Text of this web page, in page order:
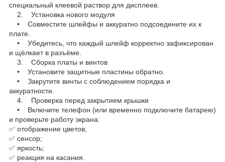
специальный клеевой раствор для дисплеев.
2. Установка нового модуля
• Совместите шлейфы и аккуратно подсоедините их к
плате.
• Убедитесь, что каждый шлейф корректно зафиксирован
и щёлкает в разъёме.
3. Сборка платы и винтов
• Установите защитные пластины обратно.
• Закрутите винты с соблюдением порядка и
аккуратности.
4. Проверка перед закрытием крышки
• Включите телефон (или временно подключите батарею)
и проверьте работу экрана:
✅ отображение цветов;
✅ сенсор;
✅ яркость;
✅ реакция на касания.